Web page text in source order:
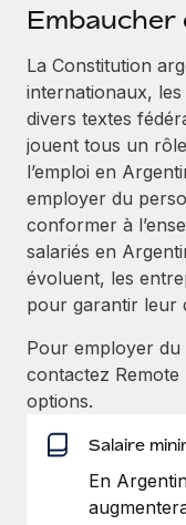
Rationalisez
SERVICES
Demandez aux
Recevez des
l’international et
Contrôles
Simplifiez vos
candidats
Remote
Gardez un
matière de
Gestion des
Achetez et
dans le monde
Partenaires
Devenir
Explorez avec
Conseil en
l’IA
ÉTUDES DE CAS
Comment
ses effectifs de
Weaviate en bref
Salle de presse
Données sur les
Centre de
Obtenir de l’aide
Voir toutes les
Paie multipays
Gestion des
Taxes
La Constitution
internationaux,
divers textes
jouent tous un
l’emploi en
employer du
conformer à
salariés en
évoluent, les
pour garantir leur
Pour employer
contactez
options.
Salaire
En